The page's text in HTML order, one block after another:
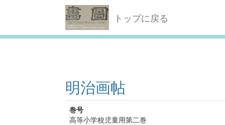
トップに戻る
明治画帖
巻号
高等小学校児童用第二巻